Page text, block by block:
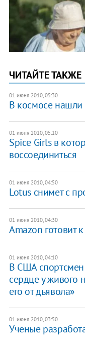
ЧИТАЙТЕ ТАКЖЕ
01 июня 2010, 05:30
В космосе нашли
01 июня 2010, 05:10
Spice Girls в
воссоединиться
01 июня 2010, 04:50
Lotus снимет с
01 июня 2010, 04:30
Amazon готовит
01 июня 2010, 04:10
В США
сердце у живого
его от дьявола»
01 июня 2010, 03:50
Ученые